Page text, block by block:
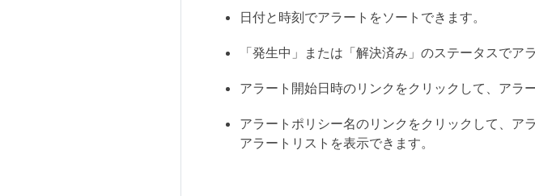
日付と時刻でアラートをソートできます。
「発生中」または「解決済み」のステータスでア
アラート開始日時のリンクをクリックして、アラ
アラートポリシー名のリンクをクリックして、ア
アラートリストを表示できます。